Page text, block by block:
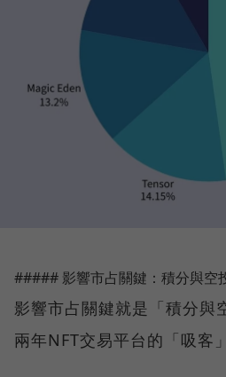
##### 影響市占關鍵：積分與空
影響市占關鍵就是「積分與
兩年NFT交易平台的「吸客